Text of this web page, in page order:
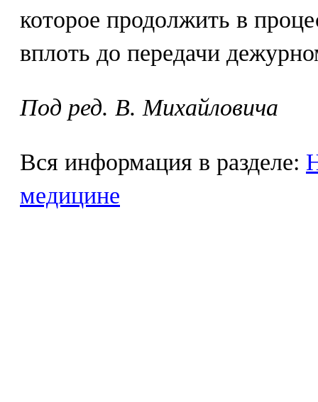
которое продолжить в
вплоть до передачи
Под ред. В. Михайловича
Вся информация в разделе:
медицине